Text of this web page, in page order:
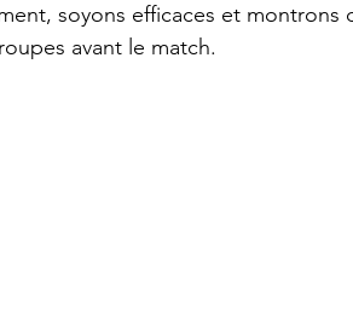
soyons efficaces et montrons
avant le match.